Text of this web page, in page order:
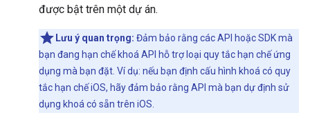
được bật trên một dự án.
Lưu ý quan trọng: Đảm bảo rằng các API hoặc SDK mà
bạn đang hạn chế khoá API hỗ trợ loại quy tắc hạn chế ứng
dụng mà bạn đặt. Ví dụ: nếu bạn định cấu hình khoá có quy
tắc hạn chế iOS, hãy đảm bảo rằng API mà bạn dự định sử
dụng khoá có sẵn trên iOS.